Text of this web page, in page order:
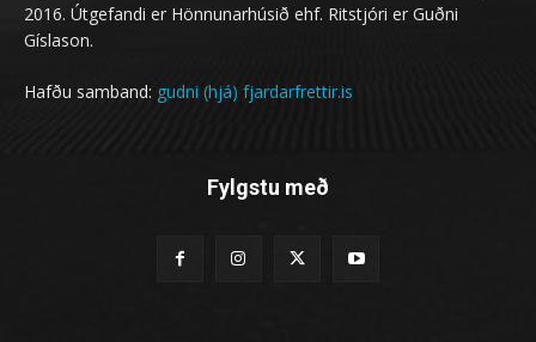
2016. Útgefandi er Hönnunarhúsið ehf. Ritstjóri er Guðni
Gíslason.
Hafðu samband: gudni (hjá) fjardarfrettir.is
Fylgstu með